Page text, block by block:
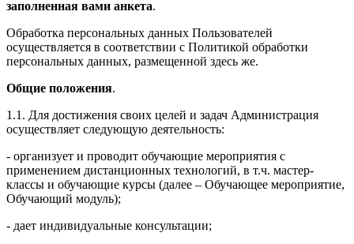
заполненная вами анкета.
Обработка персональных данных Пользователей
осуществляется в соответствии с Политикой обработки
персональных данных, размещенной здесь же.
Общие положения.
1.1. Для достижения своих целей и задач Администрация
осуществляет следующую деятельность:
- организует и проводит обучающие мероприятия с
применением дистанционных технологий, в т.ч. мастер-
классы и обучающие курсы (далее – Обучающее мероприятие,
Обучающий модуль);
- дает индивидуальные консультации;